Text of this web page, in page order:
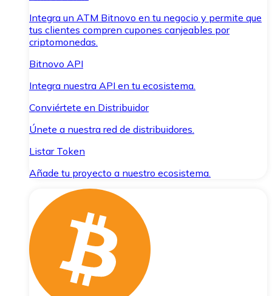
Integra un ATM Bitnovo en tu negocio y permite que
tus clientes compren cupones canjeables por
criptomonedas.
Bitnovo API
Integra nuestra API en tu ecosistema.
Conviértete en Distribuidor
Únete a nuestra red de distribuidores.
Listar Token
Añade tu proyecto a nuestro ecosistema.